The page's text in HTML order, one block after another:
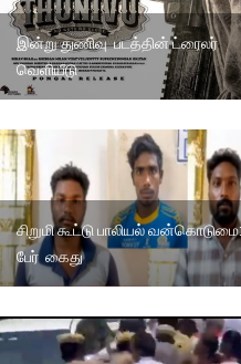
இன்று துணிவு படத்தின் ட்ரைலர்
வெளியீடு
சிறுமி கூட்டு பாலியல்
பேர் கைது